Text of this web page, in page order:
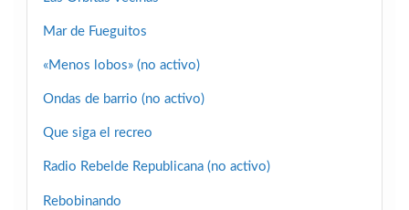
Mar de Fueguitos
«Menos lobos» (no activo)
Ondas de barrio (no activo)
Que siga el recreo
Radio Rebelde Republicana (no activo)
Rebobinando